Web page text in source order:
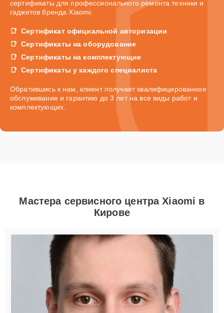
сертификаты для профессионального ремонта техники и
гаджетов бренда Xiaomi:
Сертификат официальной авторизации
Сертификаты на оборудование
Сертификаты на комплектующие
Сертификаты у каждого специалиста
Обратившись к нам, клиент получает квалифицированное
обслуживание и гарантию до 3 лет на все виды работ и
комплектующих.
Мастера сервисного центра Xiaomi в
Кирове